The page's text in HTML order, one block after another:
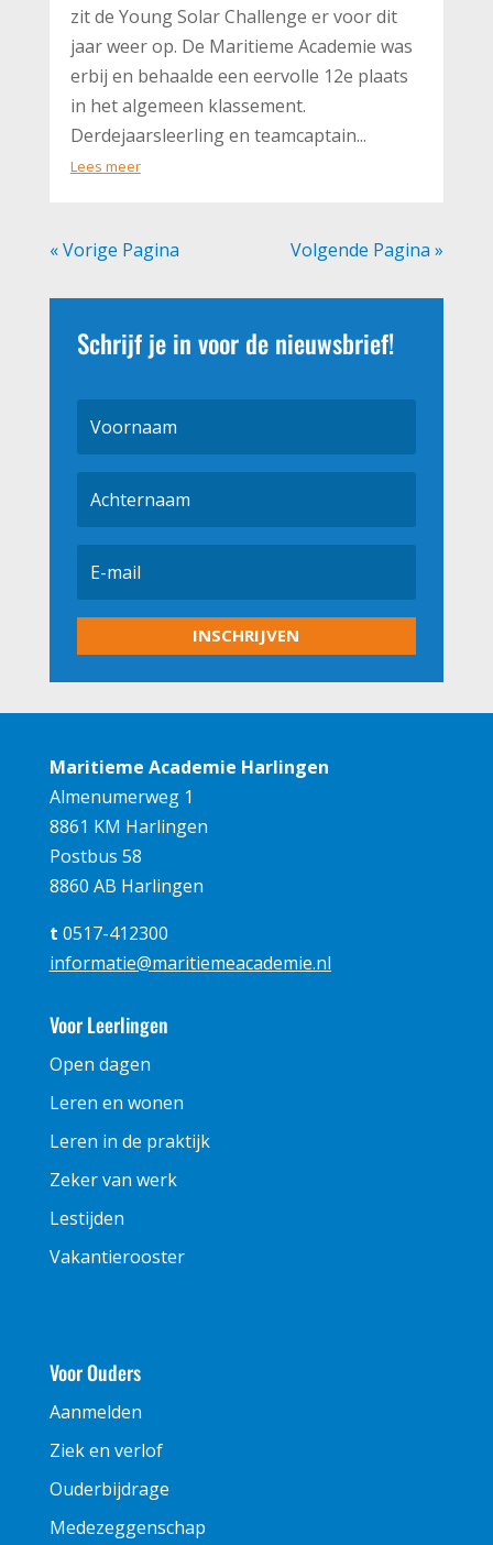
zit de Young Solar Challenge er voor dit
jaar weer op. De Maritieme Academie was
erbij en behaalde een eervolle 12e plaats
in het algemeen klassement.
Derdejaarsleerling en teamcaptain...
Lees meer
« Vorige Pagina Volgende Pagina »
Schrijf je in voor de nieuwsbrief!
INSCHRIJVEN
Maritieme Academie Harlingen
Almenumerweg 1
8861 KM Harlingen
Postbus 58
8860 AB Harlingen
t 0517-412300
informatie@maritiemeacademie.nl
Voor Leerlingen
Open dagen
Leren en wonen
Leren in de praktijk
Zeker van werk
Lestijden
Vakantierooster
Voor Ouders
Aanmelden
Ziek en verlof
Ouderbijdrage
Medezeggenschap